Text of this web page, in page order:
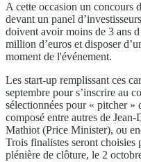
A cette occasion un concours
devant un panel
doivent avoir moins de 3 ans
million d’euros et disposer
moment de l'événement.
Les start-up remplissant ces
septembre pour s’inscrire au
sélectionnées pour « pitcher
composé entre autres de
Mathiot (Price Minister), ou
Trois finalistes seront choisies
plénière de clôture, le 2